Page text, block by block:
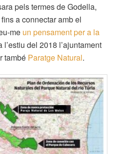
pels termes de Godella,
a connectar amb el
me un pensament per a la
l’estiu del 2018 l’ajuntament
també Paratge Natural.